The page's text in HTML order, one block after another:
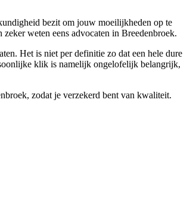
bezit om jouw moeilijkheden op te
weten eens advocaten in Breedenbroek.
Het is niet per definitie zo dat een hele dure
klik is namelijk ongelofelijk belangrijk,
zodat je verzekerd bent van kwaliteit.